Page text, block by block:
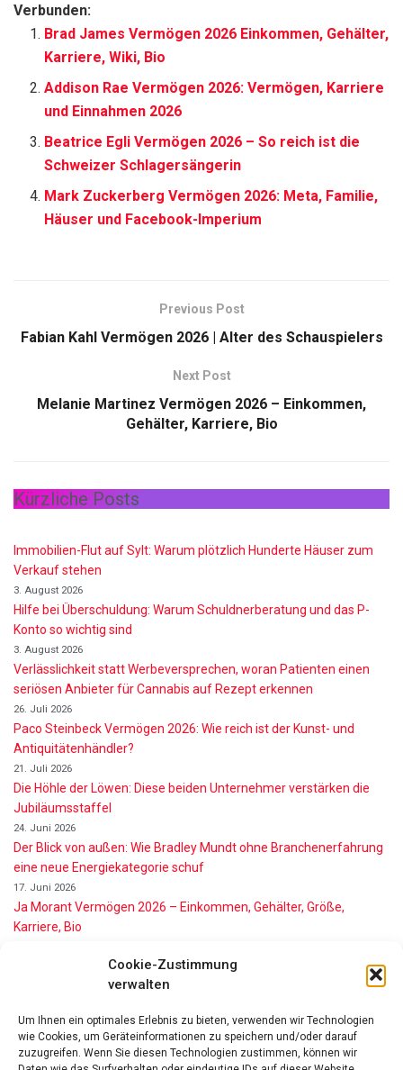
Cookie-Zustimmung
verwalten
Um Ihnen ein optimales Erlebnis zu bieten, verwenden wir Technologien
wie Cookies, um Geräteinformationen zu speichern und/oder darauf
zuzugreifen. Wenn Sie diesen Technologien zustimmen, können wir
Verbunden:
Brad James Vermögen 2026 Einkommen, Gehälter,
Karriere, Wiki, Bio
Addison Rae Vermögen 2026: Vermögen, Karriere
und Einnahmen 2026
Beatrice Egli Vermögen 2026 – So reich ist die
Schweizer Schlagersängerin
Mark Zuckerberg Vermögen 2026: Meta, Familie,
Häuser und Facebook-Imperium
Previous Post
Fabian Kahl Vermögen 2026 | Alter des Schauspielers
Next Post
Melanie Martinez Vermögen 2026 – Einkommen,
Gehälter, Karriere, Bio
Kürzliche Posts
Immobilien-Flut auf Sylt: Warum plötzlich Hunderte Häuser zum
Verkauf stehen
3. August 2026
Hilfe bei Überschuldung: Warum Schuldnerberatung und das P-
Konto so wichtig sind
3. August 2026
Verlässlichkeit statt Werbeversprechen, woran Patienten einen
seriösen Anbieter für Cannabis auf Rezept erkennen
26. Juli 2026
Paco Steinbeck Vermögen 2026: Wie reich ist der Kunst- und
Antiquitätenhändler?
21. Juli 2026
Die Höhle der Löwen: Diese beiden Unternehmer verstärken die
Jubiläumsstaffel
24. Juni 2026
Der Blick von außen: Wie Bradley Mundt ohne Branchenerfahrung
eine neue Energiekategorie schuf
17. Juni 2026
Ja Morant Vermögen 2026 – Einkommen, Gehälter, Größe,
Karriere, Bio
Alice Walton Vermögen 2026: So reich ist die Walmart-Erbin
wirklich
11. Juni 2026
Nino de Angelo Vermögen 2026 Wie Reich Ist Er?